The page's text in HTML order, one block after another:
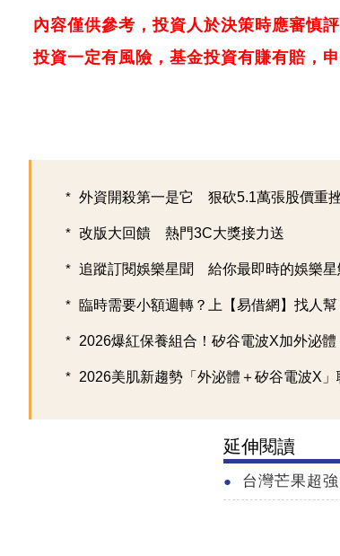
內容僅供參考，投資人於決策時應審慎
投資一定有風險，基金投資有賺有賠，
外資開殺第一是它 狠砍5.1萬張股價重
改版大回饋 熱門3C大獎接力送
追蹤訂閱娛樂星聞 給你最即時的娛樂星
臨時需要小額週轉？上【易借網】找人
2026爆紅保養組合！矽谷電波X加外泌體
2026美肌新趨勢「外泌體＋矽谷電波X」
延伸閱讀
台灣芒果超強